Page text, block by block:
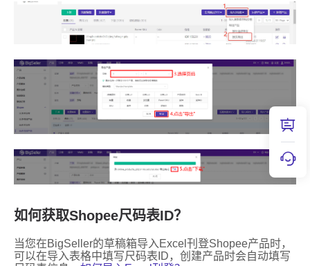
如何获取Shopee尺码表ID？